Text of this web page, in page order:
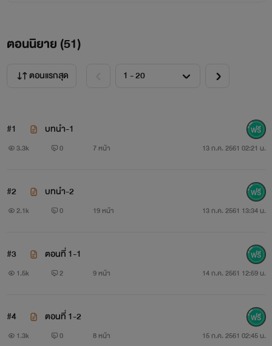
ตอนนิยาย (51)
ตอนแรกสุด
#1 บทนำ-1
3.3k 0 7 หน้า 13 ก.ค. 2561 02:21 น.
#2 บทนำ-2
2.1k 0 19 หน้า 13 ก.ค. 2561 13:34 น.
#3 ตอนที่ 1-1
1.5k 2 9 หน้า 14 ก.ค. 2561 12:59 น.
#4 ตอนที่ 1-2
1.3k 0 8 หน้า 15 ก.ค. 2561 02:45 น.